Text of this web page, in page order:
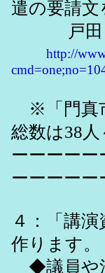
遣の要請文
戸田
http://
※「門真
総数は38人
ーーーー
ーーーーー
４：「講
作ります。
◆議員や